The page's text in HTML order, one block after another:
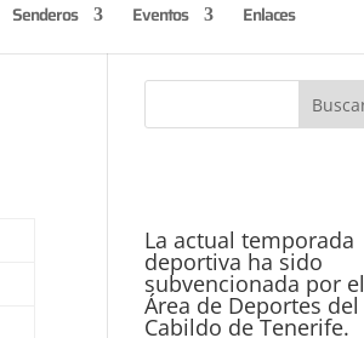
Senderos Eventos Enlaces
La actual temporada
deportiva ha sido
subvencionada por el
Área de Deportes del
Cabildo de Tenerife.